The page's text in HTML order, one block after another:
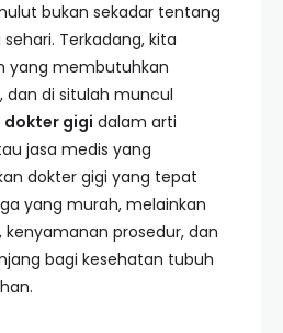
bukan sekadar tentang
Terkadang, kita
yang membutuhkan
dan di situlah muncul
dokter gigi dalam arti
jasa medis yang
dokter gigi yang tepat
yang murah, melainkan
prosedur, dan
bagi kesehatan tubuh